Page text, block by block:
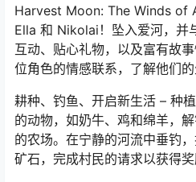
Harvest Moon: The Winds of
Ella 和 Nikolai！坠入爱河，并
互动、贴心礼物，以及富有故
位角色的情感联系，了解他们的
耕种、钓鱼、开启新生活 – 种
的动物，如奶牛、鸡和绵羊，
的农场。在宁静的河流中垂钓
矿石，完成村民的请求以获得奖